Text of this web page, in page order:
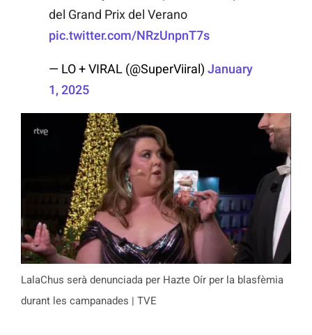
del Grand Prix del Verano
pic.twitter.com/NRzUnpnT7s
— LO + VIRAL (@SuperViiral) January
1, 2025
LalaChus serà denunciada per Hazte Oír per la blasfèmia
durant les campanades | TVE